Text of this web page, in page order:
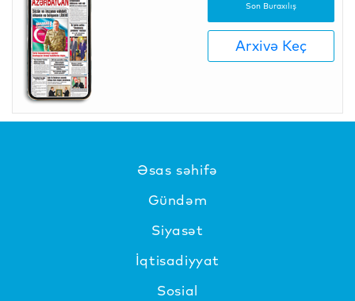
Son Buraxılış
Arxivə Keç
Əsas səhifə
Gündəm
Siyasət
İqtisadiyyat
Sosial